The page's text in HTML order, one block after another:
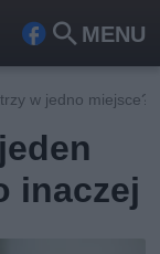
MENU
Fa
ook
Szu
kaj
w jedno miejsce?
inaczej